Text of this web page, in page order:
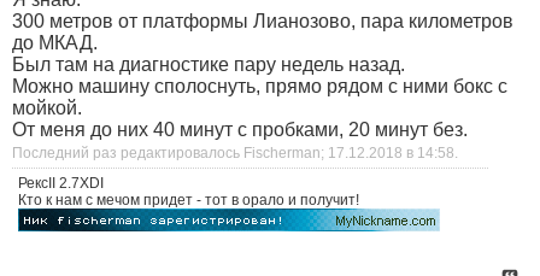
300 метров от платформы Лианозово, пара километров
до МКАД.
Был там на диагностике пару недель назад.
Можно машину сполоснуть, прямо рядом с ними бокс с
мойкой.
От меня до них 40 минут с пробками, 20 минут без.
Последний раз редактировалось Fischerman; 17.12.2018 в 14:58
РексII 2.7ХDI
Кто к нам с мечом придет - тот в орало и получит!